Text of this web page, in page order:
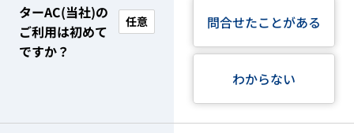
ターAC(当社)の
ご利用は初めて
ですか？
任意 問合せたことがある
わからない